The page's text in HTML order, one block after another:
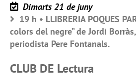
Dimarts 21 de juny
19 h • LLIBRERIA POQUES
colors del negre” de Jordi
periodista Pere Fontanals.
CLUB DE Lectura